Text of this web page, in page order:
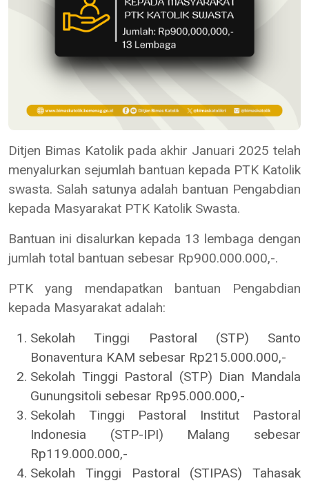
Ditjen Bimas Katolik pada akhir Januari 2025 telah
menyalurkan sejumlah bantuan kepada PTK Katolik
swasta. Salah satunya adalah bantuan Pengabdian
kepada Masyarakat PTK Katolik Swasta.
Bantuan ini disalurkan kepada 13 lembaga dengan
jumlah total bantuan sebesar Rp900.000.000,-.
PTK yang mendapatkan bantuan Pengabdian
kepada Masyarakat adalah:
Sekolah Tinggi Pastoral (STP) Santo
Bonaventura KAM sebesar Rp215.000.000,-
Sekolah Tinggi Pastoral (STP) Dian Mandala
Gunungsitoli sebesar Rp95.000.000,-
Sekolah Tinggi Pastoral Institut Pastoral
Indonesia (STP-IPI) Malang sebesar
Rp119.000.000,-
Sekolah Tinggi Pastoral (STIPAS) Tahasak